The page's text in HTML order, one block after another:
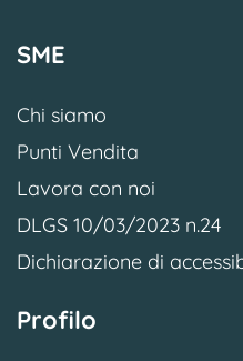
SME
Chi siamo
Punti Vendita
Lavora con noi
DLGS 10/03/2023 n.24
Dichiarazione di
Profilo